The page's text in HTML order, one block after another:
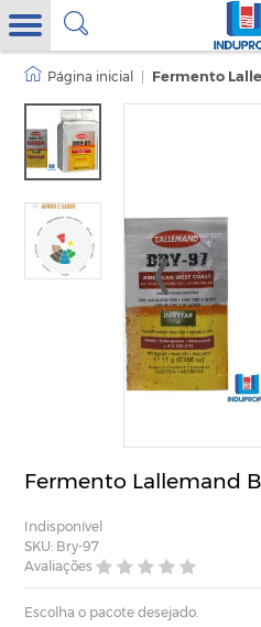
Fermento
Fermento Lallemand
Indisponível
SKU: Bry-97
Avaliações
Escolha o pacote desejado.